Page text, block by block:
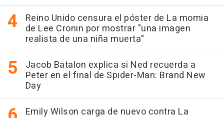
Reino Unido censura el póster de La momia
de Lee Cronin por mostrar "una imagen
realista de una niña muerta"
Jacob Batalon explica si Ned recuerda a
Peter en el final de Spider-Man: Brand New
Day
Emily Wilson carga de nuevo contra La